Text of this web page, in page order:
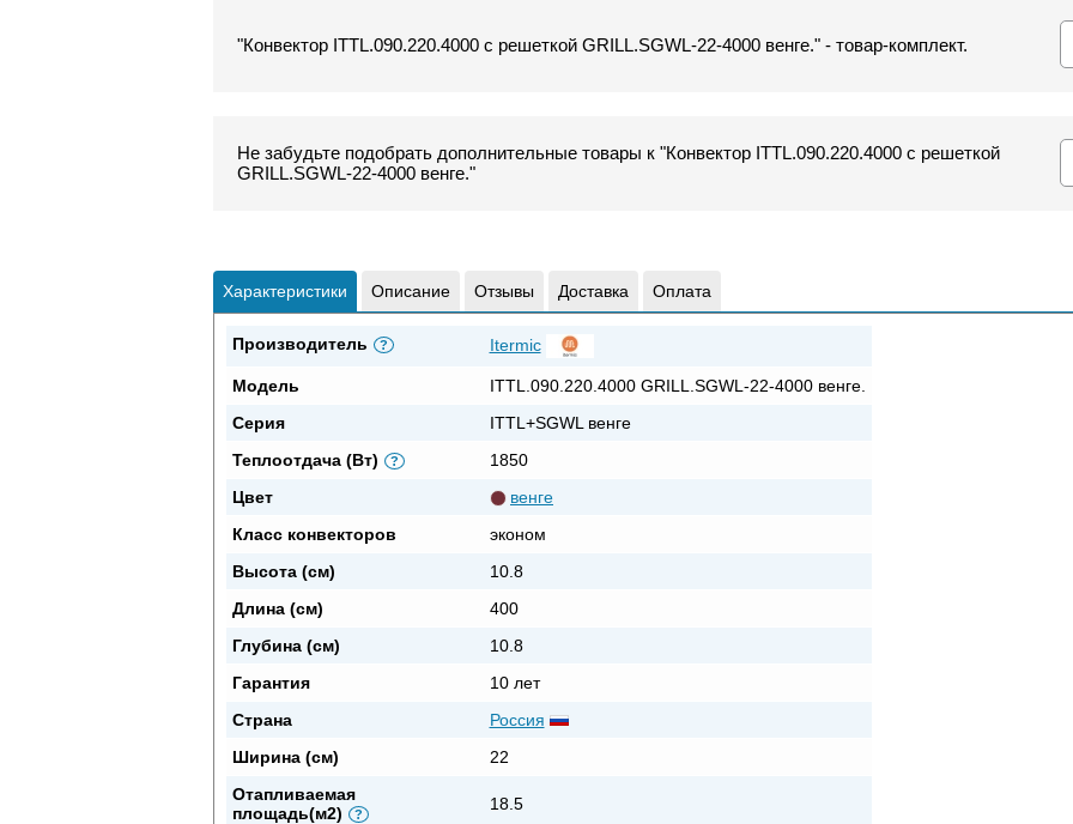
"Конвектор ITTL.090.220.4000 с решеткой GRILL.SGWL-22-4000 венге." - товар-комплект.
Не забудьте подобрать дополнительные товары к "Конвектор ITTL.090.220.4000 с решеткой
GRILL.SGWL-22-4000 венге."
Характеристики Описание Отзывы Доставка Оплата
Производитель ? Itermic
Модель
ITTL.090.220.4000 GRILL.SGWL-22-4000 венге.
Серия
ITTL+SGWL венге
Теплоотдача (Вт)
?
1850
Цвет
венге
Класс конвекторов
эконом
Высота (см)
10.8
Длина (см)
400
Глубина (см)
10.8
Гарантия
10 лет
Страна
Россия
Ширина (см)
22
Отапливаемая
площадь(м2)
?
18.5